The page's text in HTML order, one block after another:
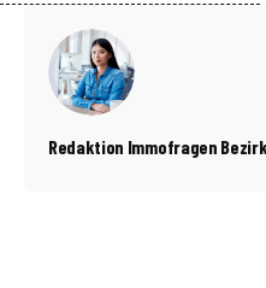
Redaktion Immofragen